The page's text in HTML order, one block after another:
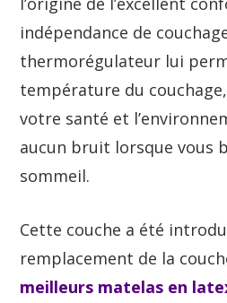
indépendance de
thermorégulateur lui
température du
votre santé et
aucun bruit lorsque vous
sommeil.
Cette couche a été
remplacement de la
meilleurs matelas en